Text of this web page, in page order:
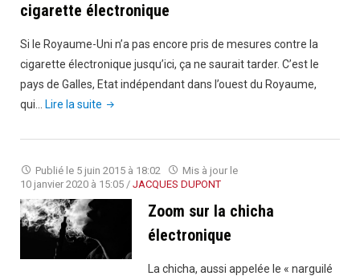
cigarette électronique
Si le Royaume-Uni n’a pas encore pris de mesures contre la
cigarette électronique jusqu’ici, ça ne saurait tarder. C’est le
pays de Galles, Etat indépendant dans l’ouest du Royaume,
qui…
Lire la suite "Pays
Galles
un
loi
Publié le 5 juin 2015 à 18:02
Mis à jour le
10 janvier 2020 à 15:05 / JACQUES DUPONT
Zoom sur la chicha
électronique
La chicha, aussi appelée le « narguilé